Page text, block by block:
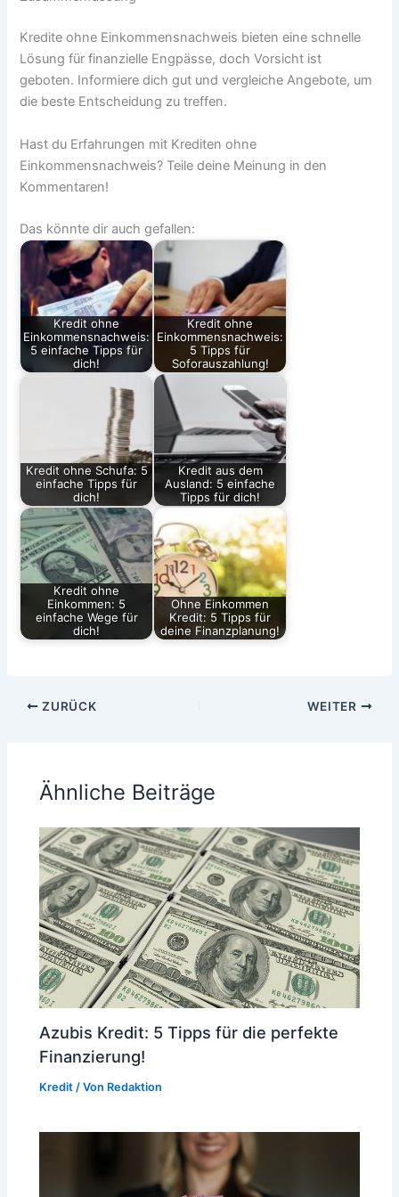
Kredite ohne Einkommensnachweis bieten eine schnelle
Lösung für finanzielle Engpässe, doch Vorsicht ist
geboten. Informiere dich gut und vergleiche Angebote, um
die beste Entscheidung zu treffen.
Hast du Erfahrungen mit Krediten ohne
Einkommensnachweis? Teile deine Meinung in den
Kommentaren!
Das könnte dir auch gefallen:
Kredit ohne
Einkommensnachweis:
5 einfache Tipps für
dich!
Kredit ohne
Einkommensnachweis:
5 Tipps für
Soforauszahlung!
Kredit ohne Schufa: 5
einfache Tipps für
dich!
Kredit aus dem
Ausland: 5 einfache
Tipps für dich!
Kredit ohne
Einkommen: 5
einfache Wege für
dich!
Ohne Einkommen
Kredit: 5 Tipps für
deine Finanzplanung!
ZURÜCK WEITER
Ähnliche Beiträge
Azubis Kredit: 5 Tipps für die perfekte
Finanzierung!
Kredit / Von Redaktion